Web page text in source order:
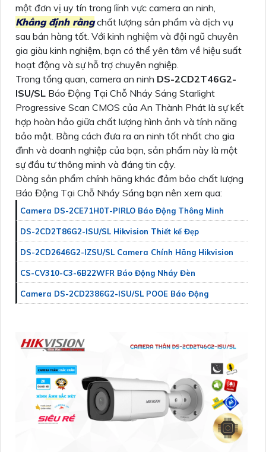
một đơn vị uy tín trong lĩnh vực camera an ninh,
Khẳng định rằngchất lượng sản phẩm và dịch vụ
sau bán hàng tốt. Với kinh nghiệm và đội ngũ chuyên
gia giàu kinh nghiệm, bạn có thể yên tâm về hiệu suất
hoạt động và sự hỗ trợ chuyên nghiệp.
Trong tổng quan, camera an ninh DS-2CD2T46G2-
ISU/SL Báo Động Tại Chỗ Nháy Sáng Starlight
Progressive Scan CMOS của An Thành Phát là sự kết
hợp hoàn hảo giữa chất lượng hình ảnh và tính năng
bảo mật. Bằng cách đưa ra an ninh tốt nhất cho gia
đình và doanh nghiệp của bạn, sản phẩm này là một
sự đầu tư thông minh và đáng tin cậy.
Dòng sản phẩm chính hãng khác đảm bảo chất lượng
Báo Động Tại Chỗ Nháy Sáng bạn nên xem qua:
Camera DS-2CE71H0T-PIRLO Báo Động Thông Minh
DS-2CD2T86G2-ISU/SL Hikvision Thiết kế Đẹp
DS-2CD2646G2-IZSU/SL Camera Chính Hãng Hikvision
CS-CV310-C3-6B22WFR Báo Động Nháy Đèn
Camera DS-2CD2386G2-ISU/SL POOE Báo Động